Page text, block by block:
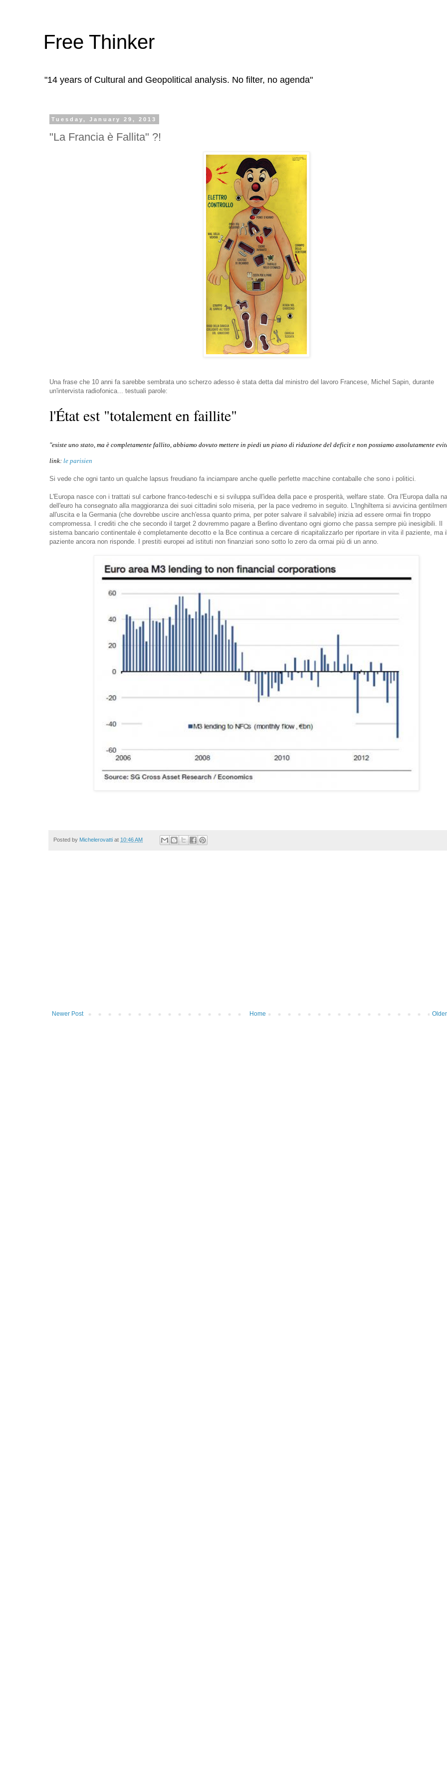
Free Thinker
"14 years of Cultural and Geopolitical analysis. No filter, no agenda"
Tuesday, January 29, 2013
"La Francia è Fallita" ?!
Una frase che 10 anni fa sarebbe sembrata uno scherzo adesso è stata detta dal ministro del lavoro Francese, Michel Sapin, durante
un'intervista radiofonica... testuali parole:
l'État est "totalement en faillite"
"esiste uno stato, ma è completamente fallito, abbiamo dovuto mettere in piedi un piano di riduzione del deficit e non possiamo assolutamente
link: le parisien
Si vede che ogni tanto un qualche lapsus freudiano fa inciampare anche quelle perfette macchine contaballe che sono i politici.
L'Europa nasce con i trattati sul carbone franco-tedeschi e si sviluppa sull'idea della pace e prosperità, welfare state. Ora l'Europa dalla
dell'euro ha consegnato alla maggioranza dei suoi cittadini solo miseria, per la pace vedremo in seguito. L'Inghilterra si avvicina
all'uscita e la Germania (che dovrebbe uscire anch'essa quanto prima, per poter salvare il salvabile) inizia ad essere ormai fin troppo
compromessa. I crediti che che secondo il target 2 dovremmo pagare a Berlino diventano ogni giorno che passa sempre più inesigibili. Il
sistema bancario continentale è completamente decotto e la Bce continua a cercare di ricapitalizzarlo per riportare in vita il paziente, ma il
paziente ancora non risponde. I prestiti europei ad istituti non finanziari sono sotto lo zero da ormai più di un anno.
Posted by Michelerovatti at 10:46 AM
Newer Post Home